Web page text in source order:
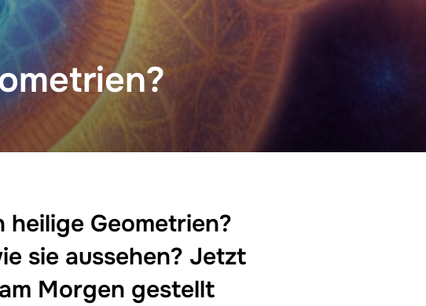
Geometrien?
sie aussehen? Jetzt
Morgen gestellt